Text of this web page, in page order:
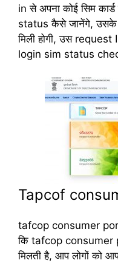
in से अपना कोई सिम
status कैसे जानेंगे, उसके
मिली होगी, उस
login sim status
Tapcof
tafcop consumer
कि tafcop consumer
मिलती है, आप लोगों को